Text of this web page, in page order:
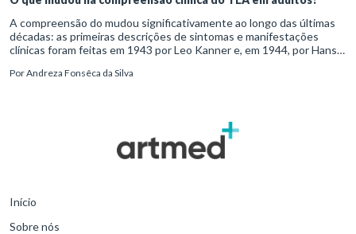
A compreensão do mudou significativamente ao longo das últimas
décadas: as primeiras descrições de sintomas e manifestações
clínicas foram feitas em 1943 por Leo Kanner e, em 1944, por Hans
PorAndreza Fonsêca da Silva
Início
Sobre nós